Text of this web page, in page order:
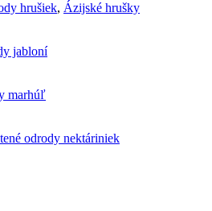
hrušiek, Ázijské hrušky
jabloní
marhúľ
odrody nektáriniek